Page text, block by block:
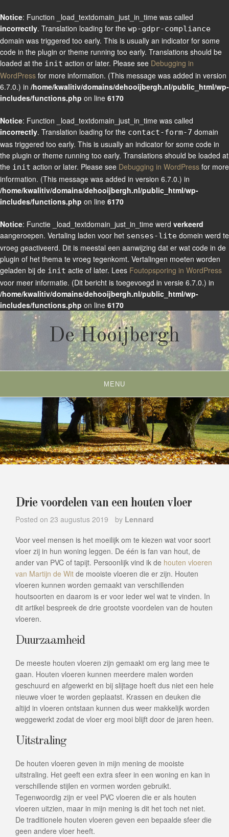
Notice: Function _load_textdomain_just_in_time was called
incorrectly. Translation loading for the wp-gdpr-compliance
domain was triggered too early. This is usually an indicator for some
code in the plugin or theme running too early. Translations should be
loaded at the init action or later. Please see Debugging in
WordPress for more information. (This message was added in version
6.7.0.) in /home/kwalitiv/domains/dehooijbergh.nl/public_html/wp-
includes/functions.php on line 6170
Notice: Function _load_textdomain_just_in_time was called
incorrectly. Translation loading for the contact-form-7 domain
was triggered too early. This is usually an indicator for some code in
the plugin or theme running too early. Translations should be loaded at
the init action or later. Please see Debugging in WordPress for more
information. (This message was added in version 6.7.0.) in
/home/kwalitiv/domains/dehooijbergh.nl/public_html/wp-
includes/functions.php on line 6170
Notice: Functie _load_textdomain_just_in_time werd verkeerd
aangeroepen. Vertaling laden voor het senses-lite domein werd te
vroeg geactiveerd. Dit is meestal een aanwijzing dat er wat code in de
plugin of het thema te vroeg tegenkomt. Vertalingen moeten worden
geladen bij de init actie of later. Lees Foutopsporing in WordPress
voor meer informatie. (Dit bericht is toegevoegd in versie 6.7.0.) in
/home/kwalitiv/domains/dehooijbergh.nl/public_html/wp-
includes/functions.php on line 6170
content
De Hooijbergh
Landelijk wonen
MENU
Drie voordelen van een houten vloer
Posted on 23 augustus 2019 by Lennard
Voor veel mensen is het moeilijk om te kiezen wat voor soort
vloer zij in hun woning leggen. De één is fan van hout, de
ander van PVC of tapijt. Persoonlijk vind ik de houten vloeren
van Martijn de Wit de mooiste vloeren die er zijn. Houten
vloeren kunnen worden gemaakt van verschillenden
houtsoorten en daarom is er voor ieder wel wat te vinden. In
dit artikel bespreek de drie grootste voordelen van de houten
vloeren.
Duurzaamheid
De meeste houten vloeren zijn gemaakt om erg lang mee te
gaan. Houten vloeren kunnen meerdere malen worden
geschuurd en afgewerkt en bij slijtage hoeft dus niet een hele
nieuwe vloer te worden geplaatst. Krassen en deuken die
altijd in vloeren ontstaan kunnen dus weer makkelijk worden
weggewerkt zodat de vloer erg mooi blijft door de jaren heen.
Uitstraling
De houten vloeren geven in mijn mening de mooiste
uitstraling. Het geeft een extra sfeer in een woning en kan in
verschillende stijlen en vormen worden gebruikt.
Tegenwoordig zijn er veel PVC vloeren die er als houten
vloeren uitzien, maar in mijn mening is dit het toch net niet.
De traditionele houten vloeren geven een bepaalde sfeer die
geen andere vloer heeft.